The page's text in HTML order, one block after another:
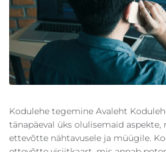
Kodulehe tegemine Avaleht
tänapäeval üks olulisemaid aspekte,
ettevõtte nähtavusele ja müügile.